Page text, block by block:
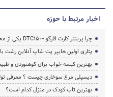
اخبار مرتبط با حوزه
چرا پرینتر کارت فارگو DTC1500 یکی از محبوب‌ترین پرینترهای کارت دنیا است؟
پتاری اولین هایپر پت شاپ آنلاین رشت
بهترین کیسه خواب برای کوهنوردی و
دیسپلی مرغ سوخاری چیست ؟ معرفی
بهترین تاب کودک در منزل کدام است؟